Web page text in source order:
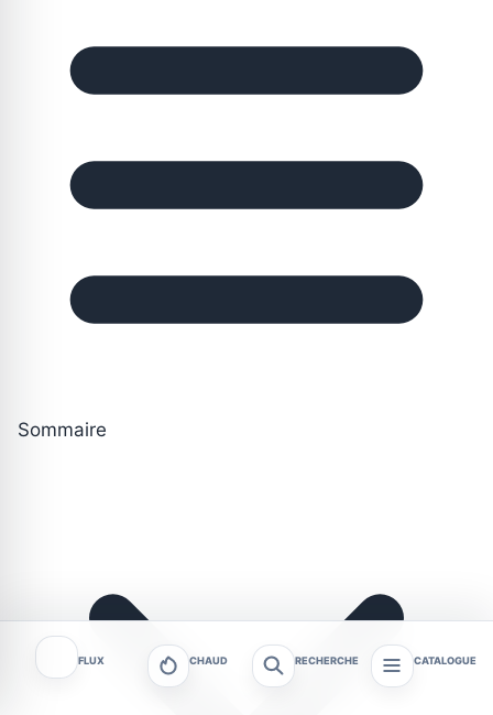
Sommaire
FLUX CHAUD RECHERCHE CATALOGUE